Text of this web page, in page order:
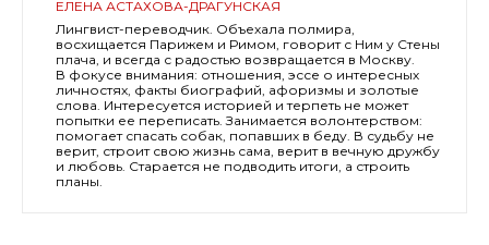
ЕЛЕНА АСТАХОВА-ДРАГУНСКАЯ
Лингвист-переводчик. Объехала полмира,
восхищается Парижем и Римом, говорит с Ним у Стены
плача, и всегда с радостью возвращается в Москву.
В фокусе внимания: отношения, эссе о интересных
личностях, факты биографий, афоризмы и золотые
слова. Интересуется историей и терпеть не может
попытки ее переписать. Занимается волонтерством:
помогает спасать собак, попавших в беду. В судьбу не
верит, строит свою жизнь сама, верит в вечную дружбу
и любовь. Старается не подводить итоги, а строить
планы.